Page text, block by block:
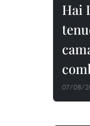
Hai
07/08/